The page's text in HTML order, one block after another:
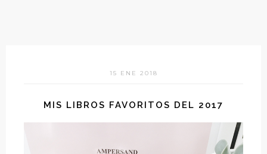
15 ENE 2018
MIS LIBROS FAVORITOS DEL 2017